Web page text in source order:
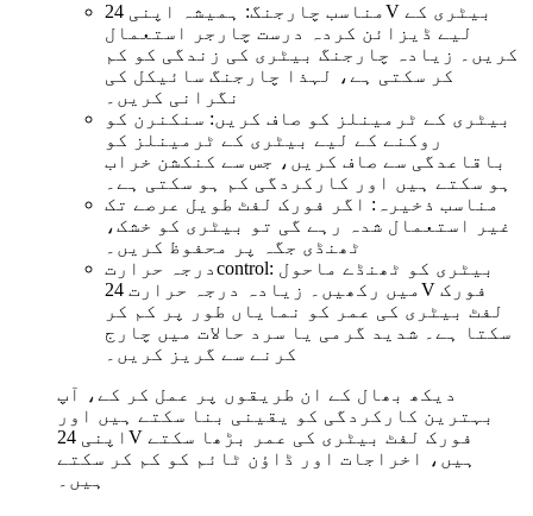
مناسب چارجنگ: ہمیشہ اپنی 24V بیٹری کے
لیے ڈیزائن کردہ درست چارجر استعمال
کریں۔ زیادہ چارجنگ بیٹری کی زندگی کو کم
کر سکتی ہے، لہذا چارجنگ سائیکل کی
نگرانی کریں۔
بیٹری کے ٹرمینلز کو صاف کریں: سنکنرن کو
روکنے کے لیے بیٹری کے ٹرمینلز کو
باقاعدگی سے صاف کریں، جس سے کنکشن خراب
ہو سکتے ہیں اور کارکردگی کم ہو سکتی ہے۔
مناسب ذخیرہ: اگر فورک لفٹ طویل عرصے تک
غیر استعمال شدہ رہے گی تو بیٹری کو خشک،
ٹھنڈی جگہ پر محفوظ کریں۔
درجہ حرارتcontrol: بیٹری کو ٹھنڈے ماحول
میں رکھیں۔ زیادہ درجہ حرارت 24V فورک
لفٹ بیٹری کی عمر کو نمایاں طور پر کم کر
سکتا ہے۔ شدید گرمی یا سرد حالات میں چارج
کرنے سے گریز کریں۔
دیکھ بھال کے ان طریقوں پر عمل کر کے، آپ
بہترین کارکردگی کو یقینی بنا سکتے ہیں اور
اپنی 24V فورک لفٹ بیٹری کی عمر بڑھا سکتے
ہیں، اخراجات اور ڈاؤن ٹائم کو کم کر سکتے
ہیں۔